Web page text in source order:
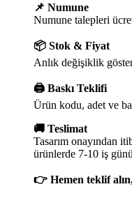
📌 Numune
Numune talepleri
📦 Stok & Fiyat
Anlık değişiklik
🖨️ Baskı Teklifi
Ürün kodu, adet ve
🚚 Teslimat
Tasarım onayından
ürünlerde 7-10 iş
👉 Hemen teklif